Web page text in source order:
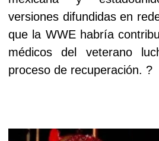
versiones difundidas en
que la WWE habría
médicos del veterano
proceso de recuperación. ?